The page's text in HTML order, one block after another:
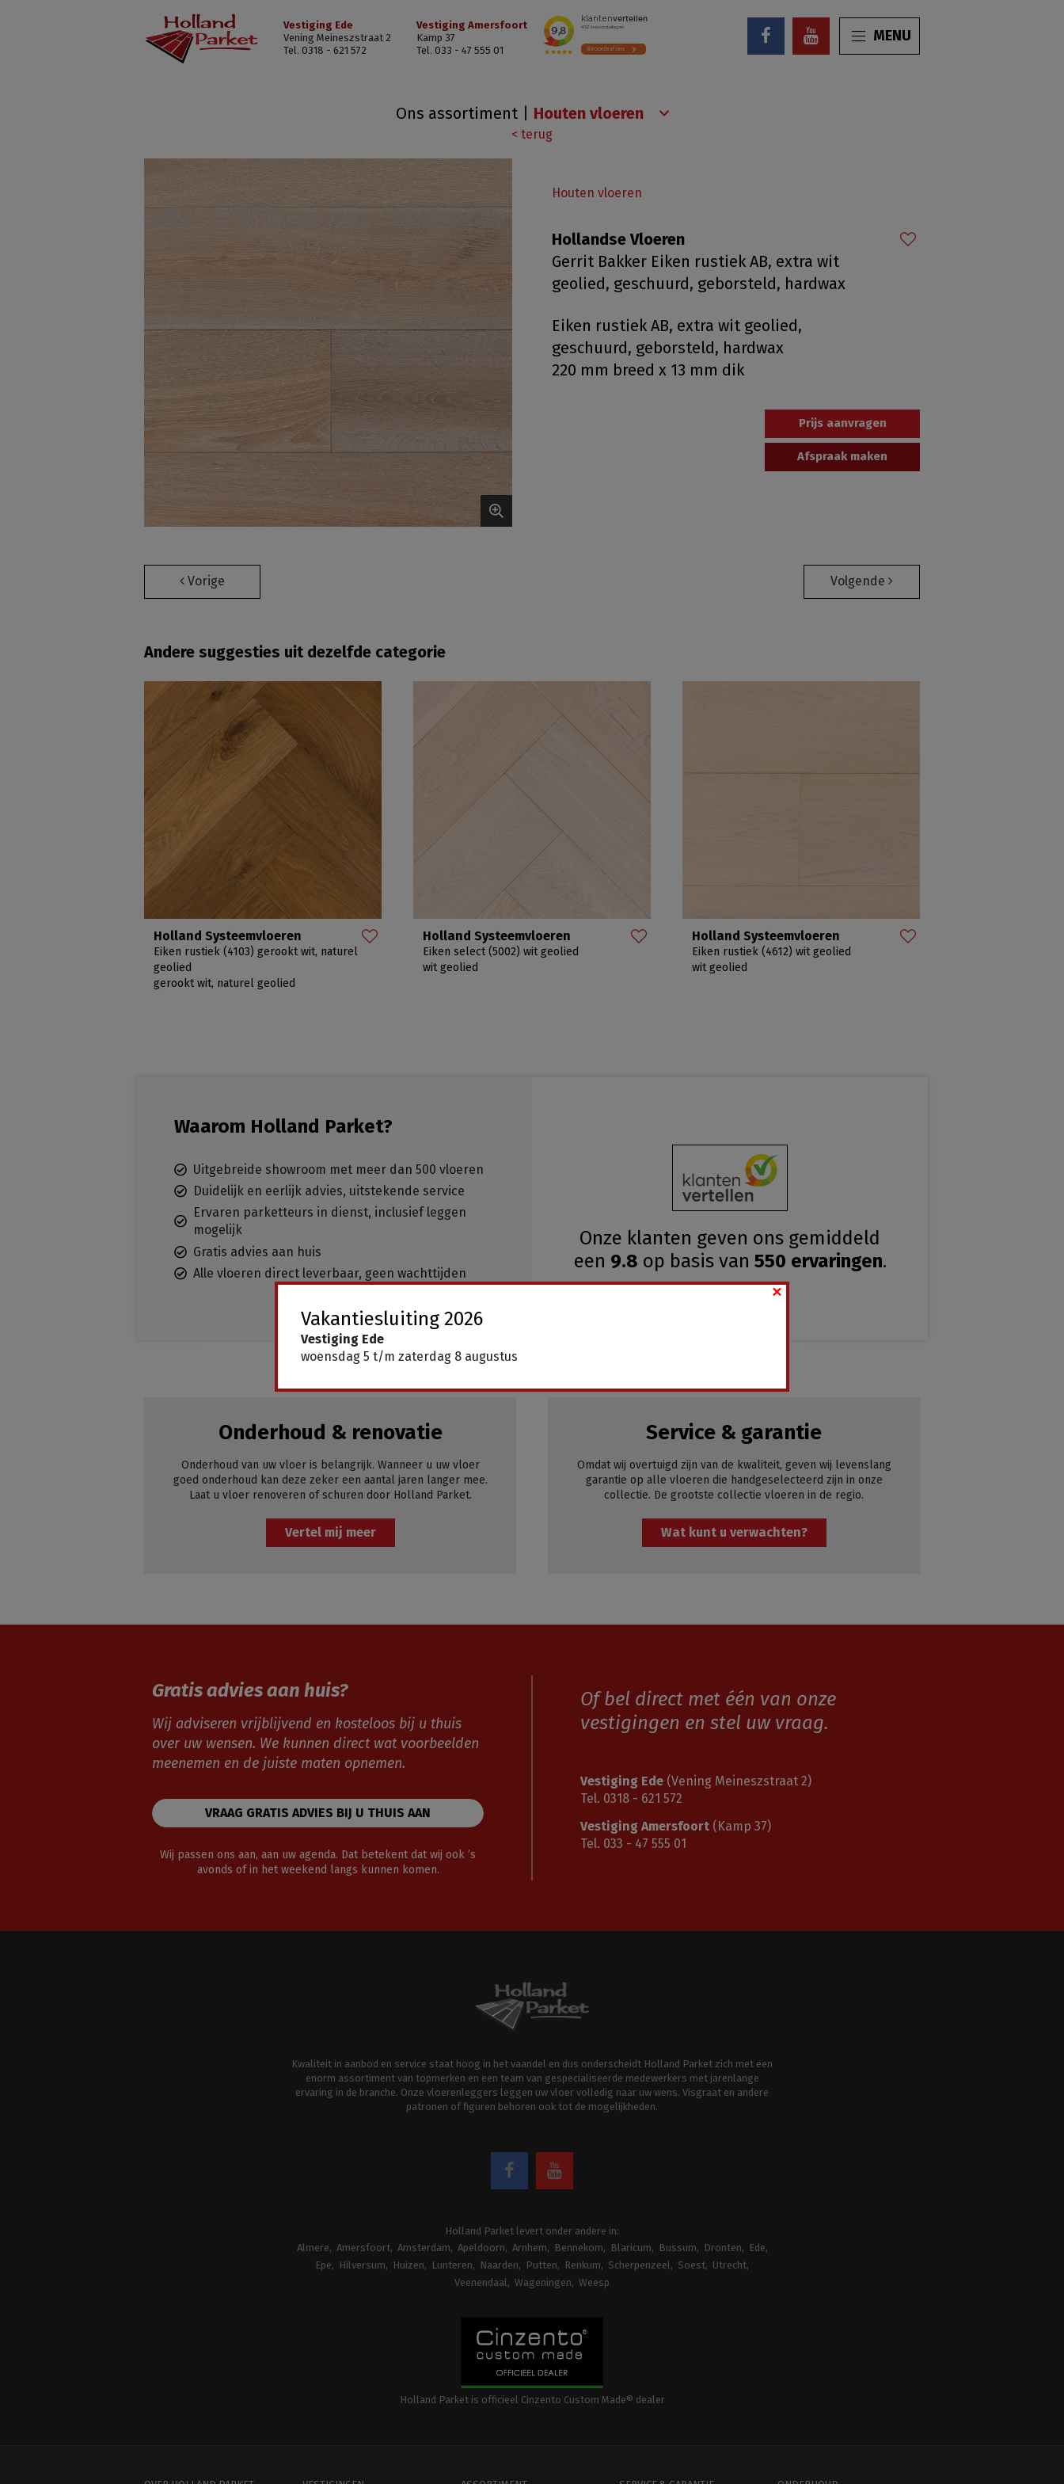
Vestiging Ede
Vening Meineszstraat 2
Tel. 0318 - 621 572
Vestiging Amersfoort
Kamp 37
Tel. 033 - 47 555 01
MENU
extra
geschuurd,
hardwax
Ons assortiment
< terug
Houten vloeren
Hollandse Vloeren
Gerrit Bakker Eiken rustiek AB, extra wit
geolied, geschuurd, geborsteld, hardwax
Eiken rustiek AB, extra wit geolied,
geschuurd, geborsteld, hardwax
220 mm breed x 13 mm dik
Prijs aanvragen
Afspraak maken
Vorige Volgende
Andere suggesties uit dezelfde categorie
Holland Systeemvloeren
Eiken rustiek (4103) gerookt wit, naturel
geolied
gerookt wit, naturel geolied
Holland Systeemvloeren
Eiken select (5002) wit geolied
wit geolied
Holland Systeemvloeren
Eiken rustiek (4612) wit geolied
wit geolied
Waarom Holland Parket?
Uitgebreide showroom met meer dan 500 vloeren
Duidelijk en eerlijk advies, uitstekende service
Ervaren parketteurs in dienst, inclusief leggen
mogelijk
Gratis advies aan huis
Alle vloeren direct leverbaar, geen wachttijden
Onze klanten geven ons gemiddeld
een 9.8 op basis van 550 ervaringen.
Onderhoud & renovatie
Onderhoud van uw vloer is belangrijk. Wanneer u uw vloer
goed onderhoud kan deze zeker een aantal jaren langer mee.
Laat u vloer renoveren of schuren door Holland Parket.
Vertel mij meer
Service & garantie
Omdat wij overtuigd zijn van de kwaliteit, geven wij levenslang
garantie op alle vloeren die handgeselecteerd zijn in onze
collectie. De grootste collectie vloeren in de regio.
Wat kunt u verwachten?
Gratis advies aan huis?
Wij adviseren vrijblijvend en kosteloos bij u thuis
over uw wensen. We kunnen direct wat voorbeelden
meenemen en de juiste maten opnemen.
VRAAG GRATIS ADVIES BIJ U THUIS AAN
Wij passen ons aan, aan uw agenda. Dat betekent dat wij ook ’s
avonds of in het weekend langs kunnen komen.
Of bel direct met één van onze
vestigingen en stel uw vraag.
Vestiging Ede (Vening Meineszstraat 2)
Tel. 0318 - 621 572
Vestiging Amersfoort (Kamp 37)
Tel. 033 - 47 555 01
Kwaliteit in aanbod en service staat hoog in het vaandel en dus onderscheidt Holland Parket zich met een
enorm assortiment van topmerken en een team van gespecialiseerde medewerkers met jarenlange
ervaring in de branche. Onze vloerenleggers leggen uw vloer volledig naar uw wens. Visgraat en andere
patronen of figuren behoren ook tot de mogelijkheden.
Holland Parket levert onder andere in:
Almere
Amersfoort Amsterdam Apeldoorn Arnhem Bennekom Blaricum Bussum Dronten
Ede
Epe
Hilversum Huizen Lunteren Naarden Putten Renkum Scherpenzeel Soest
Utrecht
Veenendaal
Wageningen Weesp
Holland Parket is officieel Cinzento Custom Made® dealer
Vakantiesluiting 2026
Vestiging Ede
woensdag 5 t/m zaterdag 8 augustus
×